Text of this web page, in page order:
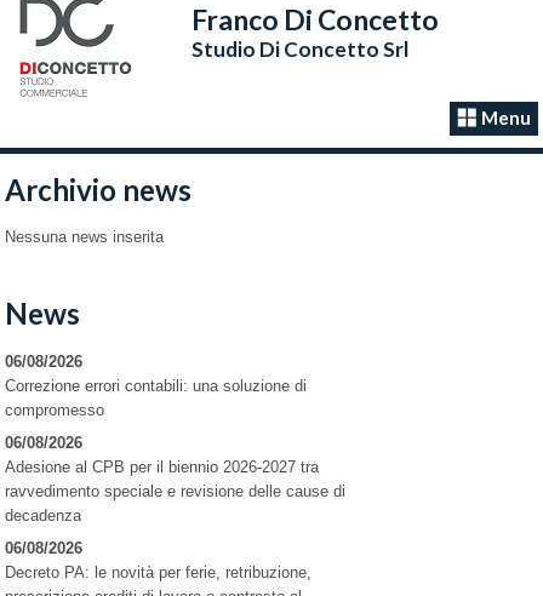
Franco Di Concetto
Studio Di Concetto Srl
Menu
Archivio news
Nessuna news inserita
News
06/08/2026
Correzione errori contabili: una soluzione di
compromesso
06/08/2026
Adesione al CPB per il biennio 2026-2027 tra
ravvedimento speciale e revisione delle cause di
decadenza
06/08/2026
Decreto PA: le novità per ferie, retribuzione,